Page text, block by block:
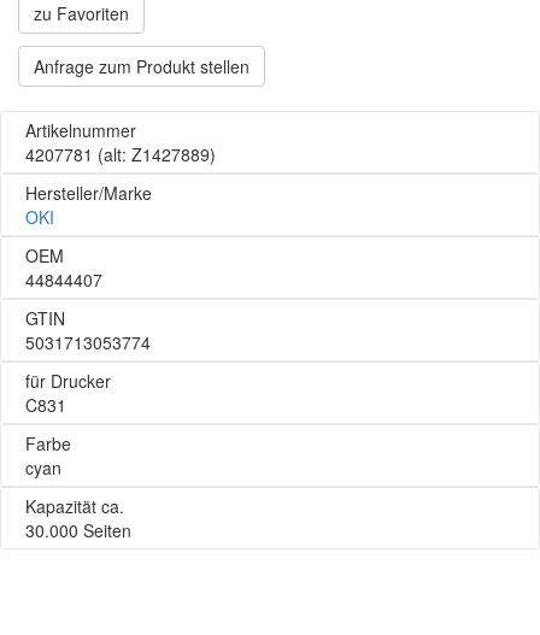
zu Favoriten
Anfrage zum Produkt stellen
Artikelnummer
4207781 (alt: Z1427889)
Hersteller/Marke
OKI
OEM
44844407
GTIN
5031713053774
für Drucker
C831
Farbe
cyan
Kapazität ca.
30.000 Seiten